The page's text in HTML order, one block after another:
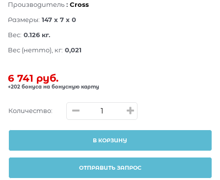
Производитель : Cross
Размеры: 147 x 7 x 0
Вес: 0.126 кг.
Вес (нетто), кг: 0,021
6 741 руб.
+202 бонуса на бонусную карту
Количество:
В КОРЗИНУ
ОТПРАВИТЬ ЗАПРОС